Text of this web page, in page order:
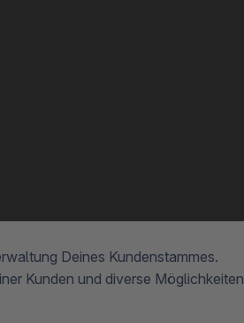
Deines Kundenstammes.
Kunden und diverse Möglichkeiten